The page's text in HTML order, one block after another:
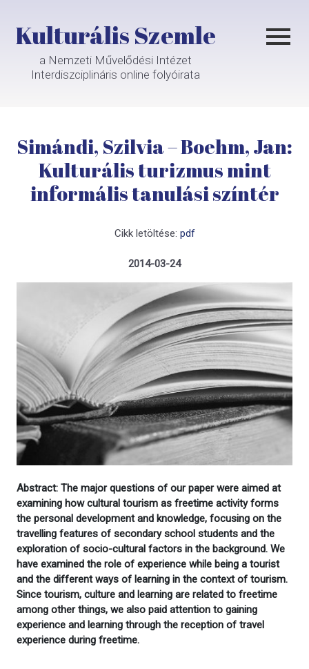
Kulturális Szemle
a Nemzeti Művelődési Intézet
Interdiszciplináris online folyóirata
Simándi, Szilvia – Boehm, Jan:
Kulturális turizmus mint
informális tanulási színtér
Cikk letöltése: pdf
2014-03-24
Abstract: The major questions of our paper were aimed at
examining how cultural tourism as freetime activity forms
the personal development and knowledge, focusing on the
travelling features of secondary school students and the
exploration of socio-cultural factors in the background. We
have examined the role of experience while being a tourist
and the different ways of learning in the context of tourism.
Since tourism, culture and learning are related to freetime
among other things, we also paid attention to gaining
experience and learning through the reception of travel
experience during freetime.